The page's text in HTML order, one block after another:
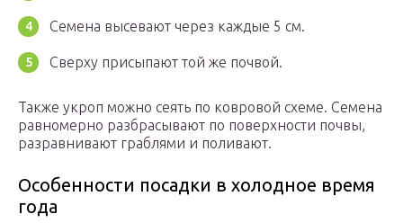
Семена высевают через каждые 5 см.
Сверху присыпают той же почвой.
Также укроп можно сеять по ковровой схеме. Семена
равномерно разбрасывают по поверхности почвы,
разравнивают граблями и поливают.
Особенности посадки в холодное время
года